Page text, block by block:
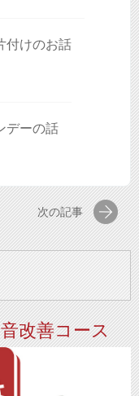
付けのお話
デーの話
次の記事
改善コース